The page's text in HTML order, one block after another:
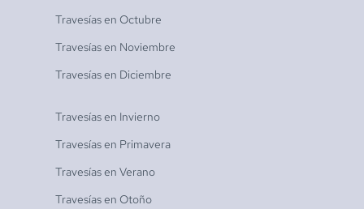
Travesías en Octubre
Travesías en Noviembre
Travesías en Diciembre
Travesías en Invierno
Travesías en Primavera
Travesías en Verano
Travesías en Otoño